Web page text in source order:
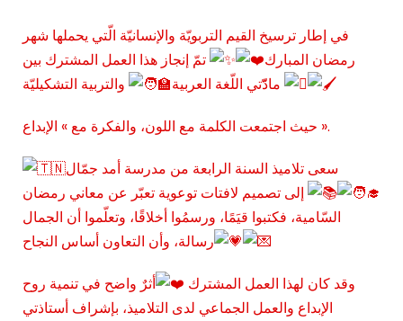
في إطار ترسيخ القيم التربويّة والإنسانيّة الّتي يحملها شهر
رمضان المبارك
تمّ إنجاز هذا العمل المشترك بين
مادّّتي اللّغة العربية
حيث اجتمعت الكلمة مع اللون، والفكرة مع » الإبداع ».
سعى تلاميذ السنة الرابعة من مدرسة أمد جمّال
إلى تصميم لافتات توعوية تعبّر عن معاني رمضان
السّامية، فكتبوا قيَمًا، ورسمُوا أخلاقًا، وتعلّموا أن الجمال
رسالة، وأن التعاون أساس النجاح
وقد كان لهذا العمل المشترك
أثرٌ واضح في تنمية روح
الإبداع والعمل الجماعي لدى التلاميذ، بإشراف أستاذتي